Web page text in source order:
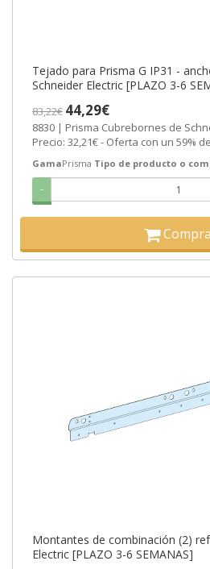
Tejado para Prisma G IP31 -
Schneider Electric [PLAZO 3-6
83,22€ 44,29€
8830 | Prisma Cubrebornes de
Precio: 32,21€ - Oferta con un 59%
GamaPrisma Tipo de producto o
-
Montantes de combinación (2)
Electric [PLAZO 3-6 SEMANAS]